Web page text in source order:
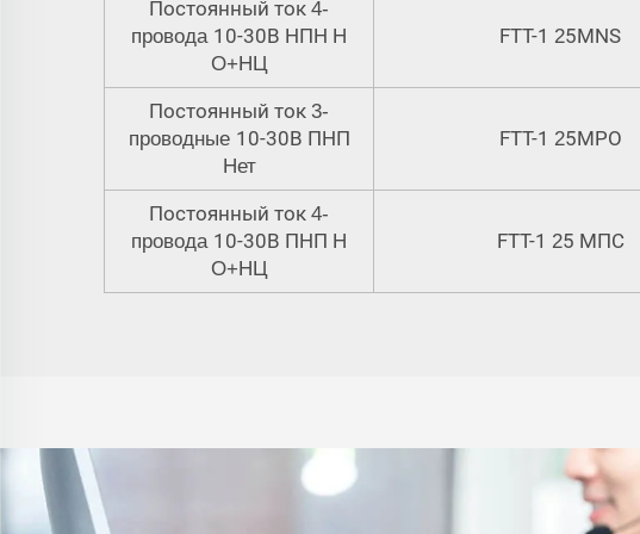
Постоянный ток 4-
провода 10-30В НПН Н
О+НЦ
FTT-1 25MNS
Постоянный ток 3-
проводные 10-30В ПНП
Нет
FTT-1 25MPO
Постоянный ток 4-
провода 10-30В ПНП Н
О+НЦ
FTT-1 25 МПС